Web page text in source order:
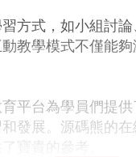
方式，如小組討
教學模式不僅能
平台為學員們提
發展。源碼熊的
寶貴的參考。